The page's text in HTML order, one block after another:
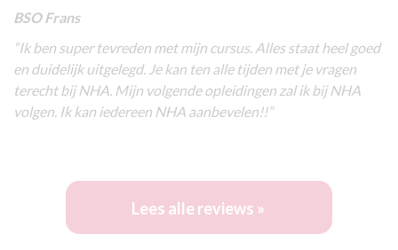
BSO Frans
“Ik ben super tevreden met mijn cursus. Alles staat heel goed
en duidelijk uitgelegd. Je kan ten alle tijden met je vragen
terecht bij NHA. Mijn volgende opleidingen zal ik bij NHA
volgen. Ik kan iedereen NHA aanbevelen!!”
Lees alle reviews »